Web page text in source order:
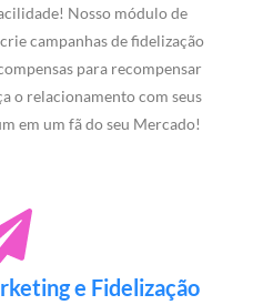
Nosso módulo de
campanhas de fidelização
para recompensar
o relacionamento com seus
em um fã do seu Mercado!
e Fidelização